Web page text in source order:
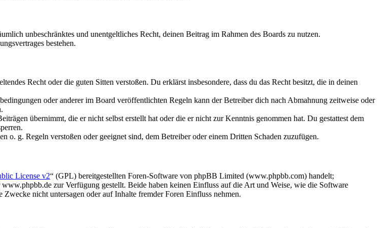
unbeschränktes und unentgeltliches Recht, deinen Beitrag im Rahmen des Boards zu nutzen.
bestehen.
Recht oder die guten Sitten verstoßen. Du erklärst insbesondere, dass du das Recht besitzt, die in deinen
oder anderer im Board veröffentlichten Regeln kann der Betreiber dich nach Abmahnung zeitweise oder
übernimmt, die er nicht selbst erstellt hat oder die er nicht zur Kenntnis genommen hat. Du gestattest dem
o. g. Regeln verstoßen oder geeignet sind, dem Betreiber oder einem Dritten Schaden zuzufügen.
License v2“ (GPL) bereitgestellten Foren-Software von phpBB Limited (www.phpbb.com) handelt;
zur Verfügung gestellt. Beide haben keinen Einfluss auf die Art und Weise, wie die Software
nicht untersagen oder auf Inhalte fremder Foren Einfluss nehmen.